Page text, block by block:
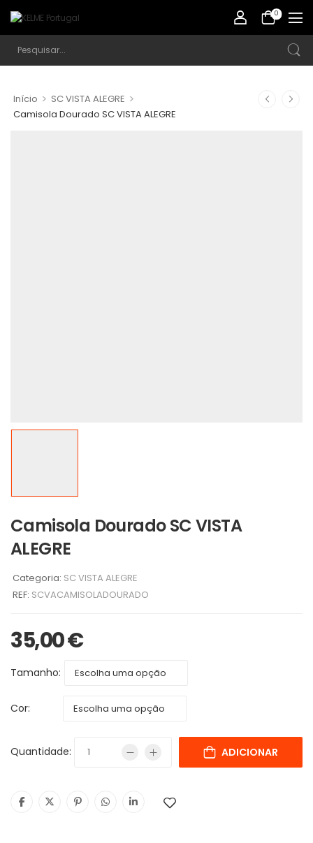
0
Início > SC VISTA ALEGRE >
Camisola Dourado SC VISTA ALEGRE
Camisola Dourado SC VISTA
ALEGRE
Categoria: SC VISTA ALEGRE
REF: SCVACAMISOLADOURADO
35,00€
Tamanho:
Cor:
Quantidade: ADICIONAR